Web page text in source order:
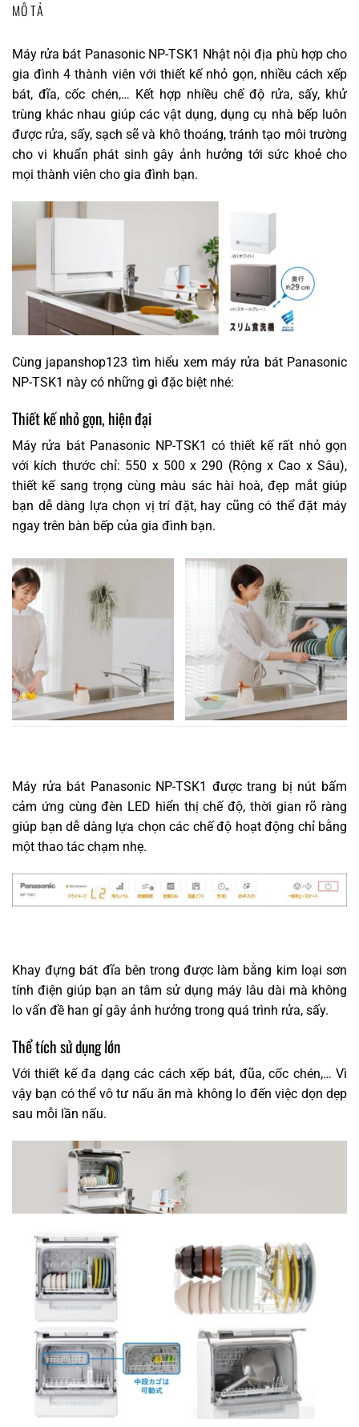
MÔ TẢ
Máy rửa bát Panasonic NP-TSK1 Nhật nội địa phù hợp cho
gia đình 4 thành viên với thiết kế nhỏ gọn, nhiều cách xếp
bát, đĩa, cốc chén,… Kết hợp nhiều chế độ rửa, sấy, khử
trùng khác nhau giúp các vật dụng, dụng cụ nhà bếp luôn
được rửa, sấy, sạch sẽ và khô thoáng, tránh tạo môi trường
cho vi khuẩn phát sinh gây ảnh hưởng tới sức khoẻ cho
mọi thành viên cho gia đình bạn.
Cùng japanshop123 tìm hiểu xem máy rửa bát Panasonic
NP-TSK1 này có những gì đặc biệt nhé:
Thiết kế nhỏ gọn, hiện đại
Máy rửa bát Panasonic NP-TSK1 có thiết kế rất nhỏ gọn
với kích thước chỉ: 550 x 500 x 290 (Rộng x Cao x Sâu),
thiết kế sang trọng cùng màu sác hài hoà, đẹp mắt giúp
bạn dễ dàng lựa chọn vị trí đặt, hay cũng có thể đặt máy
ngay trên bàn bếp của gia đình bạn.
Máy rửa bát Panasonic NP-TSK1 được trang bị nút bấm
cảm ứng cùng đèn LED hiển thị chế độ, thời gian rõ ràng
giúp bạn dễ dàng lựa chọn các chế độ hoạt động chỉ bằng
một thao tác chạm nhẹ.
Khay đựng bát đĩa bên trong được làm bằng kim loại sơn
tính điện giúp bạn an tâm sử dụng máy lâu dài mà không
lo vấn đề han gỉ gây ảnh hưởng trong quá trình rửa, sấy.
Thể tích sử dụng lớn
Với thiết kế đa dạng các cách xếp bát, đũa, cốc chén,… Vì
vậy bạn có thể vô tư nấu ăn mà không lo đến việc dọn dẹp
sau mỗi lần nấu.